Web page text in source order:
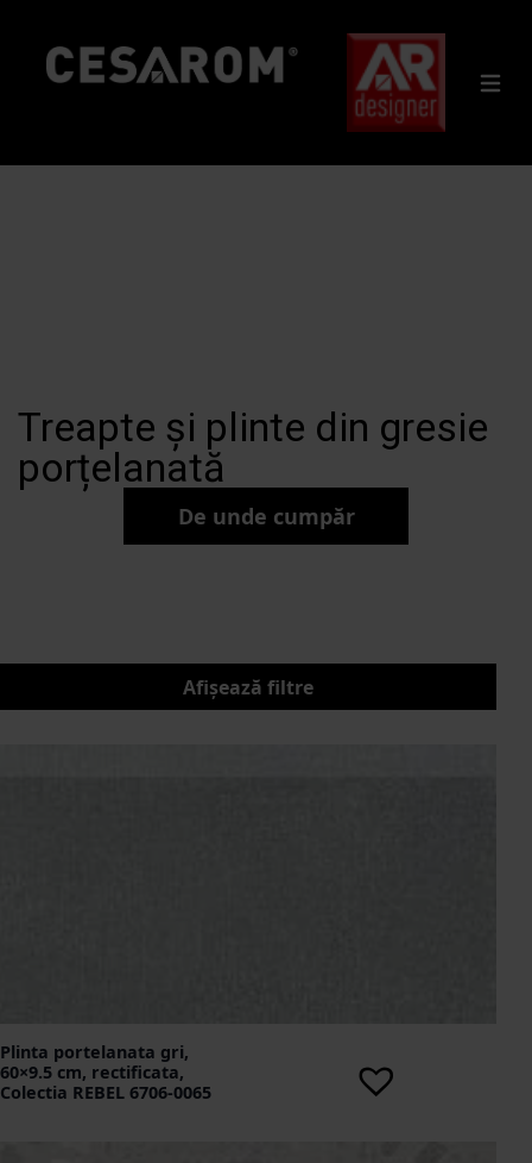
Treapte și plinte din gresie
porțelanată
De unde cumpăr
Afișează filtre
Plinta portelanata gri,
60×9.5 cm, rectificata,
Colectia REBEL 6706-0065